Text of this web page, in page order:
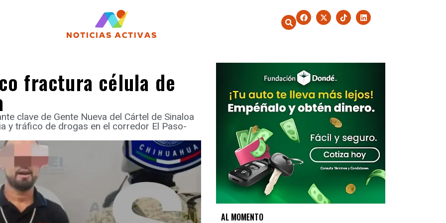
fractura célula de
clave de Gente Nueva del Cártel de Sinaloa
y tráfico de drogas en el corredor El Paso-
AL MOMENTO